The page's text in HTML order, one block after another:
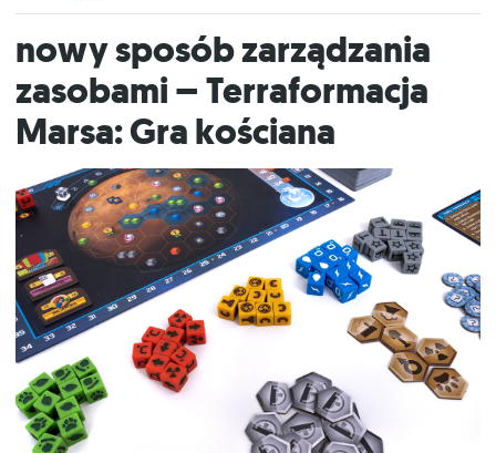
Nowy sposób zarządzania
zasobami – Terraformacja
Marsa: Gra kościana